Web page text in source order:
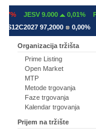
JESV 9.000 0,01%
97,2000
0,00%
Organizacija tržišta
Prime Listing
Open Market
MTP
Metode trgovanja
Faze trgovanja
Kalendar trgovanja
Prijem na tržište